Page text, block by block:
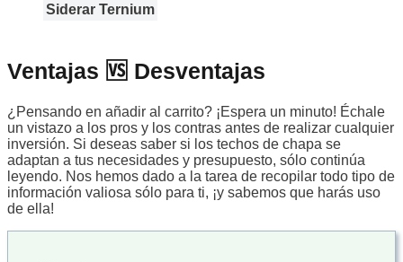
Siderar Ternium
Ventajas 🆚 Desventajas
¿Pensando en añadir al carrito? ¡Espera un minuto! Échale
un vistazo a los pros y los contras antes de realizar cualquier
inversión. Si deseas saber si los techos de chapa se
adaptan a tus necesidades y presupuesto, sólo continúa
leyendo. Nos hemos dado a la tarea de recopilar todo tipo de
información valiosa sólo para ti, ¡y sabemos que harás uso
de ella!